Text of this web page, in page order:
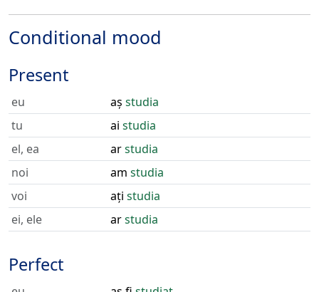
Conditional mood
Present
eu aș studia
tu
ai studia
el, ea
arstudia
noi
am studia
voi
ați studia
ei, ele
arstudia
Perfect